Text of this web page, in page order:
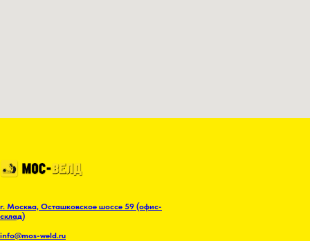
г. Москва, Осташковское шоссе 59 (офис-
склад)
info@mos-weld.ru
Политика конфиденциальности